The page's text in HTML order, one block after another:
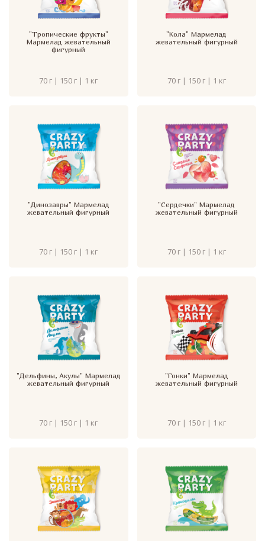
"Тропические фрукты"
Мармелад жевательный
фигурный
70 г | 150 г | 1 кг
"Кола" Мармелад
жевательный фигурный
70 г | 150 г | 1 кг
"Динозавры" Мармелад
жевательный фигурный
70 г | 150 г | 1 кг
"Сердечки" Мармелад
жевательный фигурный
70 г | 150 г | 1 кг
"Дельфины, Акулы" Мармелад
жевательный фигурный
70 г | 150 г | 1 кг
"Гонки" Мармелад
жевательный фигурный
70 г | 150 г | 1 кг